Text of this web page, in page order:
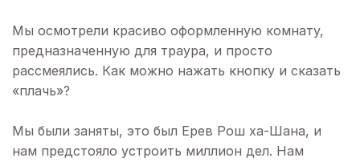
Мы осмотрели красиво оформленную комнату,
предназначенную для траура, и просто
рассмеялись. Как можно нажать кнопку и сказать
«плачь»?
Мы были заняты, это был Ерев Рош ха-Шана, и
нам предстояло устроить миллион дел. Нам